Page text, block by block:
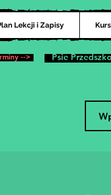
Lekcji i Zapisy
--> Psie